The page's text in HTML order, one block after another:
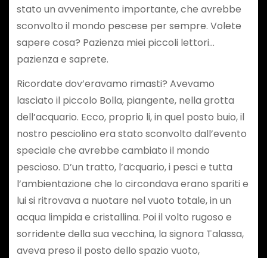
stato un avvenimento importante, che avrebbe
sconvolto il mondo pescese per sempre. Volete
sapere cosa? Pazienza miei piccoli lettori…
pazienza e saprete.
Ricordate dov’eravamo rimasti? Avevamo
lasciato il piccolo Bolla, piangente, nella grotta
dell’acquario. Ecco, proprio li, in quel posto buio, il
nostro pesciolino era stato sconvolto dall’evento
speciale che avrebbe cambiato il mondo
pescioso. D’un tratto, l’acquario, i pesci e tutta
l’ambientazione che lo circondava erano spariti e
lui si ritrovava a nuotare nel vuoto totale, in un
acqua limpida e cristallina. Poi il volto rugoso e
sorridente della sua vecchina, la signora Talassa,
aveva preso il posto dello spazio vuoto,